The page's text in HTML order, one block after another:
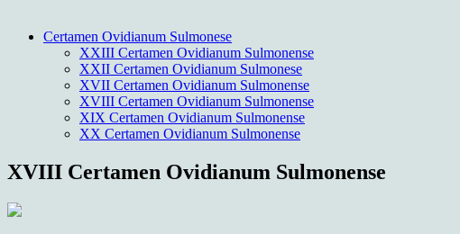
Certamen Ovidianum Sulmonese
XXIII Certamen Ovidianum Sulmonense
XXII Certamen Ovidianum Sulmonese
XVII Certamen Ovidianum Sulmonense
XVIII Certamen Ovidianum Sulmonense
XIX Certamen Ovidianum Sulmonense
XX Certamen Ovidianum Sulmonense
XVIII Certamen Ovidianum Sulmonense